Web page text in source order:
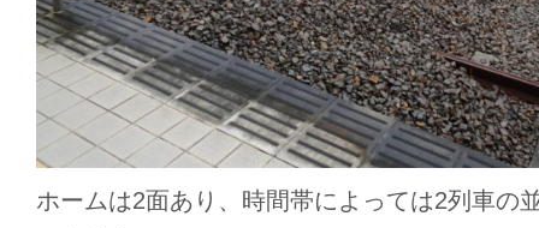
ホームは2面あり、時間帯によっては2列車の